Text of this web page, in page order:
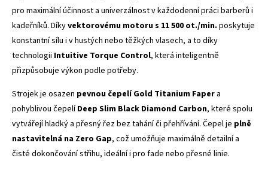
pro maximální účinnost a univerzálnost v každodenní práci barberů i
kadeřníků. Díkyvektorovému motoru s 11 500 ot./min. poskytuje
konstantní sílu i v hustých nebo těžkých vlasech, a to díky
technologii Intuitive Torque Control, která inteligentně
přizpůsobuje výkon podle potřeby.
Strojek je osazen pevnou čepelí Gold Titanium Faper a
pohyblivou čepelíDeep Slim Black Diamond Carbon, které spolu
vytvářejí hladký a přesný řez bez tahání či přehřívání. Čepel je plně
nastavitelná na Zero Gap, což umožňuje maximálně detailní a
čisté dokončování střihu, ideální i pro fade nebo přesné linie.